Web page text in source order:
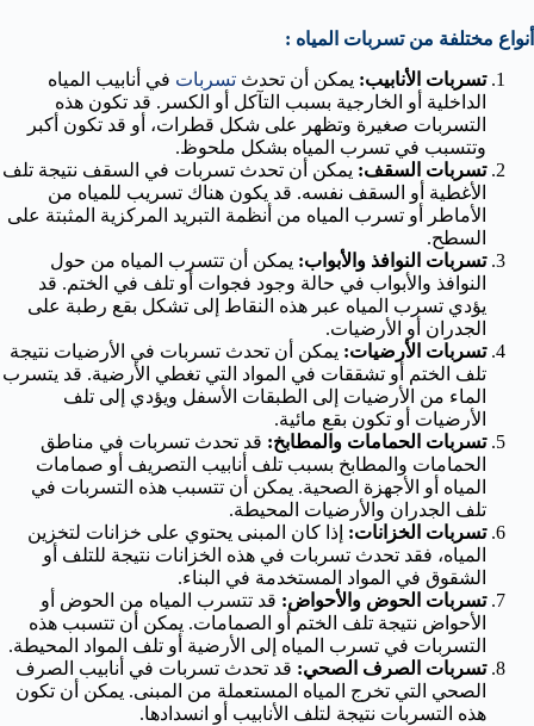
أنواع مختلفة من تسربات المياه :
تسربات الأنابيب: يمكن أن تحدث تسربات في أنابيب المياه
الداخلية أو الخارجية بسبب التآكل أو الكسر. قد تكون هذه
التسربات صغيرة وتظهر على شكل قطرات، أو قد تكون أكبر
وتتسبب في تسرب المياه بشكل ملحوظ.
تسربات السقف: يمكن أن تحدث تسربات في السقف نتيجة تلف
الأغطية أو السقف نفسه. قد يكون هناك تسريب للمياه من
الأماطر أو تسرب المياه من أنظمة التبريد المركزية المثبتة على
السطح.
تسربات النوافذ والأبواب: يمكن أن تتسرب المياه من حول
النوافذ والأبواب في حالة وجود فجوات أو تلف في الختم. قد
يؤدي تسرب المياه عبر هذه النقاط إلى تشكل بقع رطبة على
الجدران أو الأرضيات.
تسربات الأرضيات: يمكن أن تحدث تسربات في الأرضيات نتيجة
تلف الختم أو تشققات في المواد التي تغطي الأرضية. قد يتسرب
الماء من الأرضيات إلى الطبقات الأسفل ويؤدي إلى تلف
الأرضيات أو تكون بقع مائية.
تسربات الحمامات والمطابخ: قد تحدث تسربات في مناطق
الحمامات والمطابخ بسبب تلف أنابيب التصريف أو صمامات
المياه أو الأجهزة الصحية. يمكن أن تتسبب هذه التسربات في
تلف الجدران والأرضيات المحيطة.
تسربات الخزانات: إذا كان المبنى يحتوي على خزانات لتخزين
المياه، فقد تحدث تسربات في هذه الخزانات نتيجة للتلف أو
الشقوق في المواد المستخدمة في البناء.
تسربات الحوض والأحواض: قد تتسرب المياه من الحوض أو
الأحواض نتيجة تلف الختم أو الصمامات. يمكن أن تتسبب هذه
التسربات في تسرب المياه إلى الأرضية أو تلف المواد المحيطة.
تسربات الصرف الصحي: قد تحدث تسربات في أنابيب الصرف
الصحي التي تخرج المياه المستعملة من المبنى. يمكن أن تكون
هذه التسربات نتيجة لتلف الأنابيب أو انسدادها.